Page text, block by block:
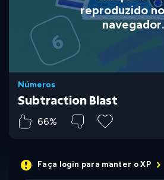
reproduzido
navegador.
Números
Subtraction Blast
66%
Faça login para manter o XP